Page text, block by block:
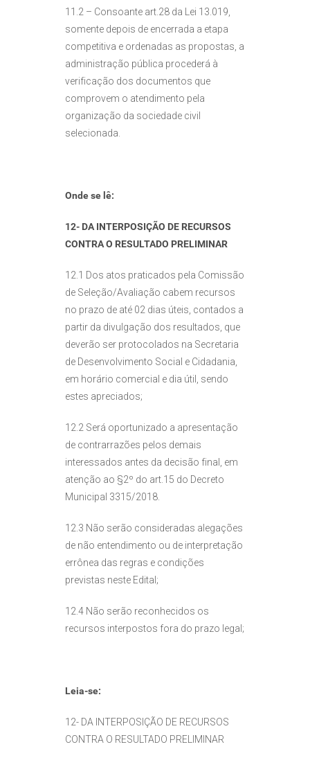
11.2 – Consoante art.28 da Lei 13.019,
somente depois de encerrada a etapa
competitiva e ordenadas as propostas, a
administração pública procederá à
verificação dos documentos que
comprovem o atendimento pela
organização da sociedade civil
selecionada.
Onde se lê:
12- DA INTERPOSIÇÃO DE RECURSOS
CONTRA O RESULTADO PRELIMINAR
12.1 Dos atos praticados pela Comissão
de Seleção/Avaliação cabem recursos
no prazo de até 02 dias úteis, contados a
partir da divulgação dos resultados, que
deverão ser protocolados na Secretaria
de Desenvolvimento Social e Cidadania,
em horário comercial e dia útil, sendo
estes apreciados;
12.2 Será oportunizado a apresentação
de contrarrazões pelos demais
interessados antes da decisão final, em
atenção ao §2º do art.15 do Decreto
Municipal 3315/2018.
12.3 Não serão consideradas alegações
de não entendimento ou de interpretação
errônea das regras e condições
previstas neste Edital;
12.4 Não serão reconhecidos os
recursos interpostos fora do prazo legal;
Leia-se:
12- DA INTERPOSIÇÃO DE RECURSOS
CONTRA O RESULTADO PRELIMINAR